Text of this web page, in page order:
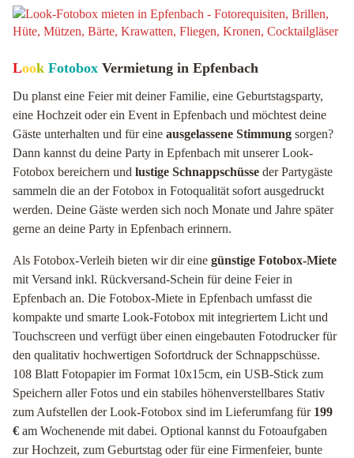
Look Fotobox Vermietung in Epfenbach
Du planst eine Feier mit deiner Familie, eine Geburtstagsparty,
eine Hochzeit oder ein Event in Epfenbach und möchtest deine
Gäste unterhalten und für eine ausgelassene Stimmung sorgen?
Dann kannst du deine Party in Epfenbach mit unserer Look-
Fotobox bereichern und lustige Schnappschüsse der Partygäste
sammeln die an der Fotobox in Fotoqualität sofort ausgedruckt
werden. Deine Gäste werden sich noch Monate und Jahre später
gerne an deine Party in Epfenbach erinnern.
Als Fotobox-Verleih bieten wir dir eine günstige Fotobox-Miete
mit Versand inkl. Rückversand-Schein für deine Feier in
Epfenbach an. Die Fotobox-Miete in Epfenbach umfasst die
kompakte und smarte Look-Fotobox mit integriertem Licht und
Touchscreen und verfügt über einen eingebauten Fotodrucker für
den qualitativ hochwertigen Sofortdruck der Schnappschüsse.
108 Blatt Fotopapier im Format 10x15cm, ein USB-Stick zum
Speichern aller Fotos und ein stabiles höhenverstellbares Stativ
zum Aufstellen der Look-Fotobox sind im Lieferumfang für 199
€ am Wochenende mit dabei. Optional kannst du Fotoaufgaben
zur Hochzeit, zum Geburtstag oder für eine Firmenfeier, bunte